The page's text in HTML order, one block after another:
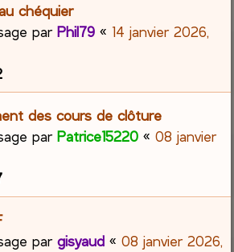
chéquier
parPhil79 « 14 janvier 2026,
des cours de clôture
parPatrice15220 «08 janvier
pargisyaud «08 janvier 2026,